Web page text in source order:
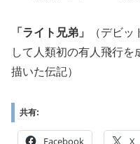
「ライト兄弟」
（デビ
して人類初の有人飛行
描いた伝記）
共有:
Facebook X